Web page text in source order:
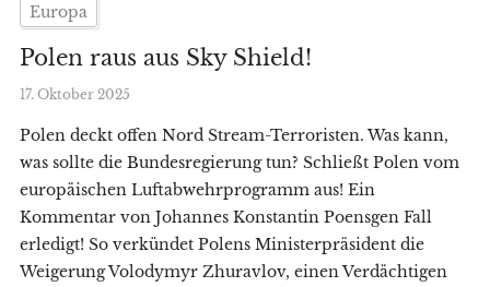
Europa
Polen raus aus Sky Shield!
17. Oktober 2025
Polen deckt offen Nord Stream-Terroristen. Was kann,
was sollte die Bundesregierung tun? Schließt Polen vom
europäischen Luftabwehrprogramm aus! Ein
Kommentar von Johannes Konstantin Poensgen Fall
erledigt! So verkündet Polens Ministerpräsident die
Weigerung Volodymyr Zhuravlov, einen Verdächtigen